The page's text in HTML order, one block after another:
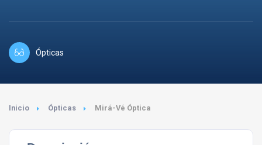
Ópticas
Inicio Ópticas Mirá-Vé Óptica